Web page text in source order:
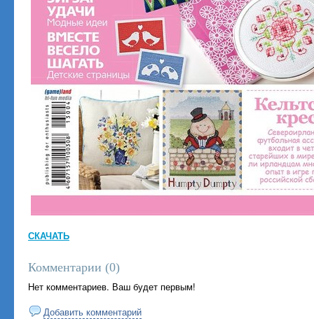
СКАЧАТЬ
Комментарии (0)
Нет комментариев. Ваш будет первым!
Добавить комментарий